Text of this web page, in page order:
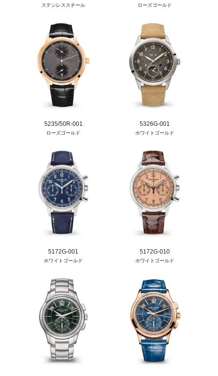
ステンレススチール ローズゴールド
5235/50R-001
ローズゴールド
5326G-001
ホワイトゴールド
5172G-001
ホワイトゴールド
5172G-010
ホワイトゴールド